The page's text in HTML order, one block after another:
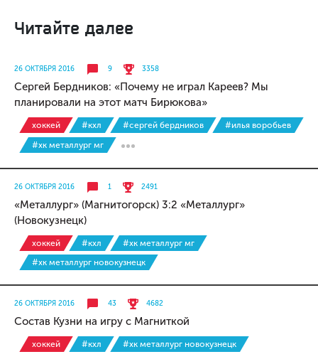
Читайте далее
26 ОКТЯБРЯ 2016 9 3358
Сергей Бердников: «Почему не играл Кареев? Мы
планировали на этот матч Бирюкова»
хоккей #кхл #сергей бердников
#илья воробьев
#хк металлург мг
26 ОКТЯБРЯ 2016 1 2491
«Металлург» (Магнитогорск) 3:2 «Металлург»
(Новокузнецк)
хоккей #кхл
#хк металлург мг
#хк металлург новокузнецк
26 ОКТЯБРЯ 2016 43 4682
Состав Кузни на игру с Магниткой
хоккей #кхл #хк металлург новокузнецк